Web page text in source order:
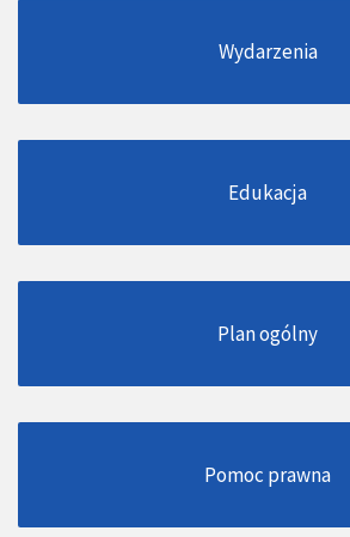
Wydarzenia
Edukacja
Plan ogólny
Pomoc prawna